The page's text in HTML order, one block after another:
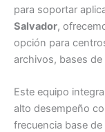
para soportar
Salvador,
opción para
archivos, bases
Este equipo
alto desempeño
frecuencia base de